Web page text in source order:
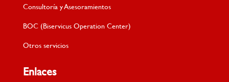
Consultoría y Asesoramientos
BOC (Biservicus Operation Center)
Otros servicios
Enlaces